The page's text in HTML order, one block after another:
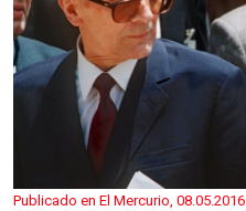
Publicado en El Mercurio, 08.05.2016